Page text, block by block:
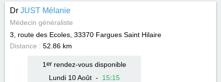
Dr JUST Mélanie
Médecin généraliste
3, route des Ecoles, 33370 Fargues Saint Hilaire
Distance : 52.86 km
1 errendez-vous disponible
Lundi 10 Août - 15:15